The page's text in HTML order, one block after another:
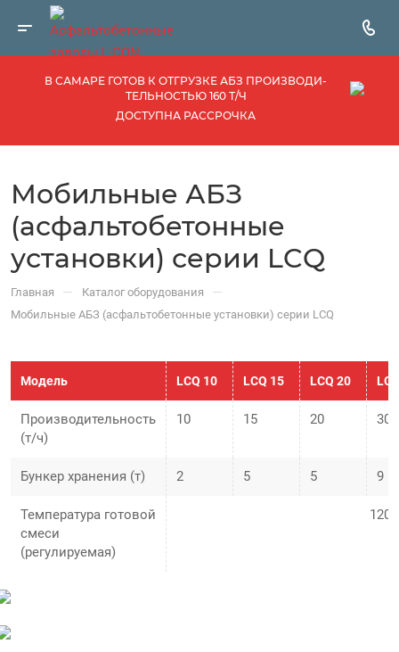
В САМАРЕ ГОТОВ К ОТГРУЗКЕ АБЗ ПРОИЗВОДИ­
ТЕЛЬНОСТЬЮ 160 Т/Ч
ДОСТУПНА РАССРОЧКА
Мобильные АБЗ
(асфальтобетонные
установки) серии LCQ
Главная — Каталог оборудования —
Мобильные АБЗ (асфальтобетонные установки) серии LCQ
Модель LCQ 10 LCQ 15 LCQ 20
Производительность
(т/ч)
10 15 20 30
Бункер хранения (т) 2 5 5 9
Температура готовой
смеси
(регулируемая)
120-